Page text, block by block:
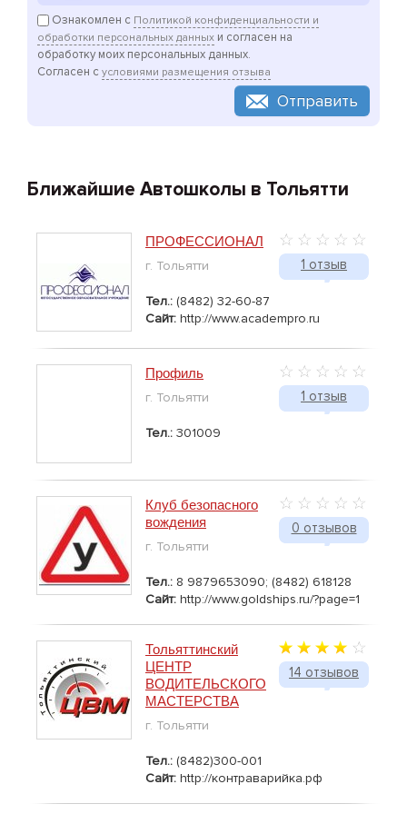
Ознакомлен с Политикой конфиденциальности и
обработки персональных данных и согласен на
обработку моих персональных данных.
Согласен с условиями размещения отзыва
Отправить
Ближайшие Автошколы в Тольятти
1 отзыв
ПРОФЕССИОНАЛ
г. Тольятти
Тел.: (8482) 32-60-87
Сайт: http://www.academpro.ru
1 отзыв
Профиль
г. Тольятти
Тел.: 301009
0 отзывов
Клуб безопасного
вождения
г. Тольятти
Тел.: 8 9879653090; (8482) 618128
Сайт: http://www.goldships.ru/?page=1
14 отзывов
Тольяттинский
ЦЕНТР
ВОДИТЕЛЬСКОГО
МАСТЕРСТВА
г. Тольятти
Тел.: (8482)300-001
Сайт: http://контраварийка.рф